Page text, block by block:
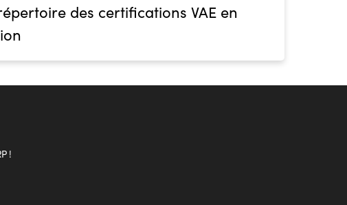
des certifications VAE en
!